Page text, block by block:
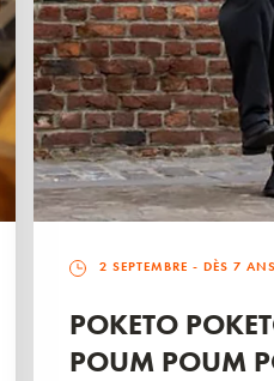
2 SEPTEMBRE - DÈS 7 ANS
POKETO
POUM POUM